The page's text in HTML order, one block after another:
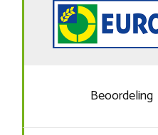
Beoordeling